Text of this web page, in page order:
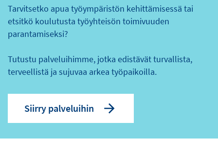
Tarvitsetko apua työympäristön kehittämisessä tai
etsitkö koulutusta työyhteisön toimivuuden
parantamiseksi?
Tutustu palveluihimme, jotka edistävät turvallista,
terveellistä ja sujuvaa arkea työpaikoilla.
Siirry palveluihin